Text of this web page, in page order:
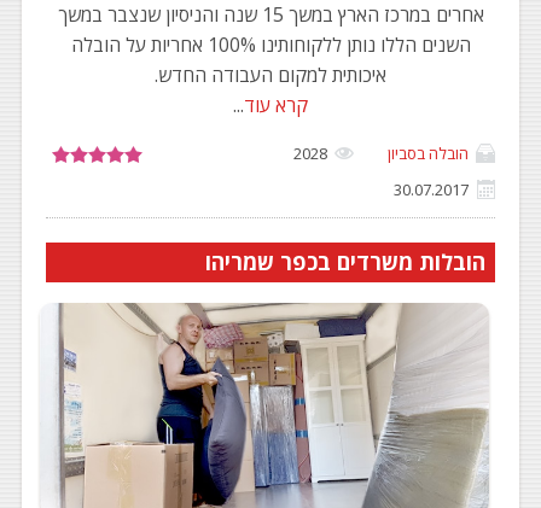
אחרים במרכז הארץ במשך 15 שנה והניסיון שנצבר במשך
השנים הללו נותן ללקוחותינו 100% אחריות על הובלה
איכותית למקום העבודה החדש.
קרא עוד...
הובלה בסביון
2028
30.07.2017
הובלות משרדים בכפר שמריהו